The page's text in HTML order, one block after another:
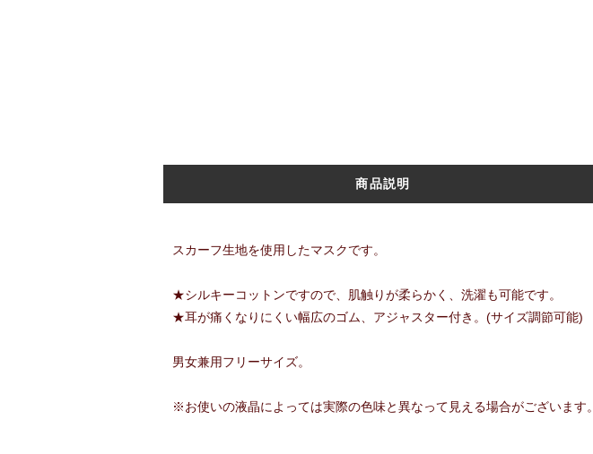
商品説明
スカーフ生地を使用したマスクです。
★シルキーコットンですので、肌触りが柔らかく、洗濯も可能です。
★耳が痛くなりにくい幅広のゴム、アジャスター付き。(サイズ調節可能)
男女兼用フリーサイズ。
※お使いの液晶によっては実際の色味と異なって見える場合がございます。